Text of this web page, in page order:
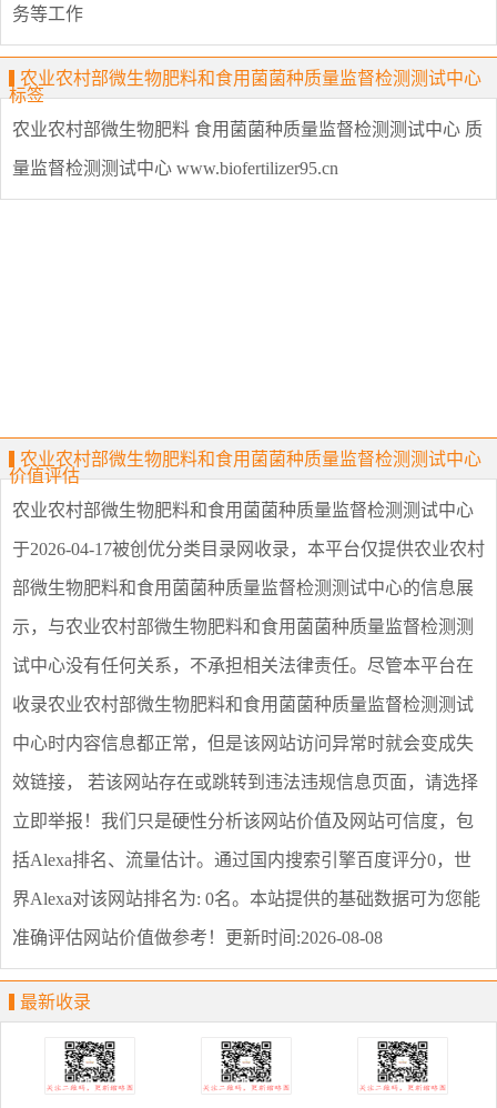
务等工作
农业农村部微生物肥料和食用菌菌种质量监督检测测试中心
标签
农业农村部微生物肥料 食用菌菌种质量监督检测测试中心 质
量监督检测测试中心 www.biofertilizer95.cn
农业农村部微生物肥料和食用菌菌种质量监督检测测试中心
价值评估
农业农村部微生物肥料和食用菌菌种质量监督检测测试中心
于2026-04-17被创优分类目录网收录，本平台仅提供农业农村
部微生物肥料和食用菌菌种质量监督检测测试中心的信息展
示，与农业农村部微生物肥料和食用菌菌种质量监督检测测
试中心没有任何关系，不承担相关法律责任。尽管本平台在
收录农业农村部微生物肥料和食用菌菌种质量监督检测测试
中心时内容信息都正常，但是该网站访问异常时就会变成失
效链接， 若该网站存在或跳转到违法违规信息页面，请选择
立即举报 ！我们只是硬性分析该网站价值及网站可信度，包
括Alexa排名、流量估计。通过国内搜索引擎百度评分0，世
界Alexa对该网站排名为: 0名。本站提供的基础数据可为您能
准确评估网站价值做参考！ 更新时间:2026-08-08
最新收录